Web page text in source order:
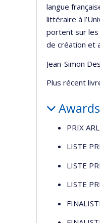
langue
littéraire à
portent sur les
de création et
Jean-Simon
Plus récent
PRIX
LISTE
LISTE
LISTE